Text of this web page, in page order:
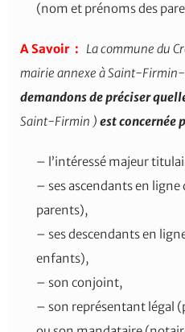
(nom et prénoms des
A Savoir : La commune du
mairie annexe à Saint-
demandons de préciser
Saint-Firmin ) est concernée
– l’intéressé majeur
– ses ascendants en
parents),
– ses descendants en
enfants),
– son conjoint,
– son représentant légal